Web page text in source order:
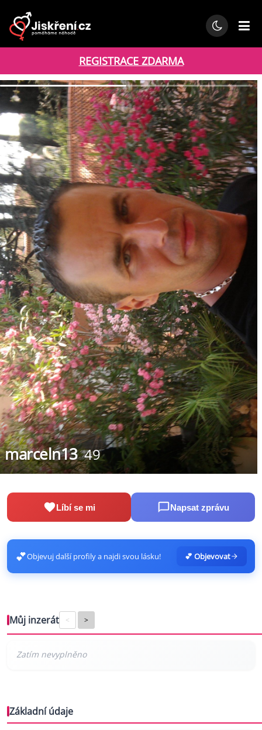
REGISTRACE ZDARMA
marceln13 49
Líbí se mi Napsat zprávu
💕Objevuj další profily a najdi svou lásku! 💕 Objevovat
Můj inzerát < >
Základní údaje